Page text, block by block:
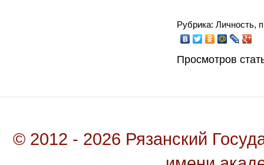
Рубрика: Личность,
Просмотров
© 2012 - 2026 Рязанский